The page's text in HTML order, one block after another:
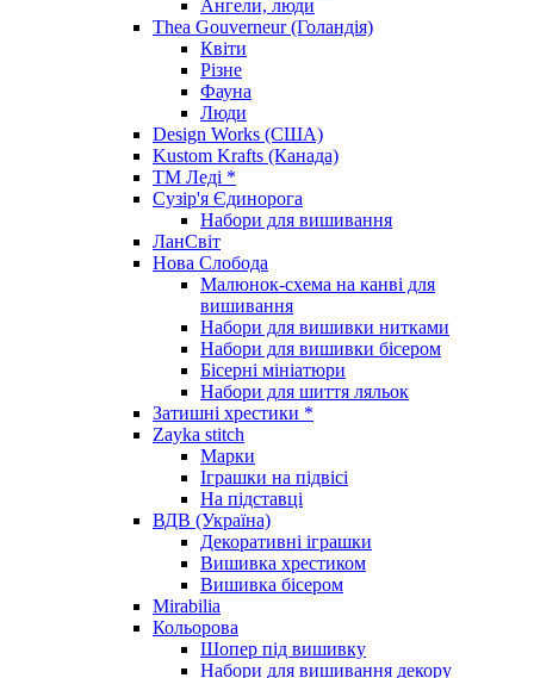
Ангели, люди
Thea Gouverneur (Голандія)
Квіти
Різне
Фауна
Люди
Design Works (США)
Kustom Krafts (Канада)
ТМ Леді *
Сузір'я Єдинорога
Набори для вишивання
ЛанСвіт
Нова Слобода
Малюнок-схема на канві для
вишивання
Набори для вишивки нитками
Набори для вишивки бісером
Бісерні мініатюри
Набори для шиття ляльок
Затишні хрестики *
Zayka stitch
Марки
Іграшки на підвісі
На підставці
ВДВ (Україна)
Декоративні іграшки
Вишивка хрестиком
Вишивка бісером
Mirabilia
Кольорова
Шопер під вишивку
Набори для вишивання декору